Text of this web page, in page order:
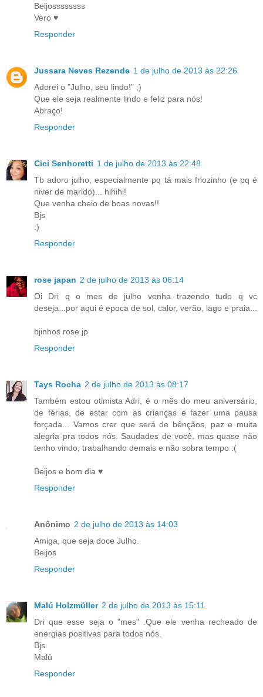
Beijossssssss
Vero ♥
Responder
Jussara Neves Rezende 1 de julho de 2013 às 22:26
Adorei o "Julho, seu lindo!" ;)
Que ele seja realmente lindo e feliz para nós!
Abraço!
Responder
Cici Senhoretti 1 de julho de 2013 às 22:48
Tb adoro julho, especialmente pq tá mais friozinho (e pq é
niver de marido)... hihihi!
Que venha cheio de boas novas!!
Bjs
:)
Responder
rose japan 2 de julho de 2013 às 06:14
Oi Dri q o mes de julho venha trazendo tudo q vc
deseja...por aqui é epoca de sol, calor, verão, lago e praia...
bjinhos rose jp
Responder
Tays Rocha 2 de julho de 2013 às 08:17
Também estou otimista Adri, é o mês do meu aniversário,
de férias, de estar com as crianças e fazer uma pausa
forçada... Vamos crer que será de bênçãos, paz e muita
alegria pra todos nós. Saudades de você, mas quase não
tenho vindo, trabalhando demais e não sobra tempo :(
Beijos e bom dia ♥
Responder
Anônimo 2 de julho de 2013 às 14:03
Amiga, que seja doce Julho.
Beijos
Responder
Malú Holzmüller 2 de julho de 2013 às 15:11
Dri que esse seja o "mes" .Que ele venha recheado de
energias positivas para todos nós.
Bjs.
Malú
Responder